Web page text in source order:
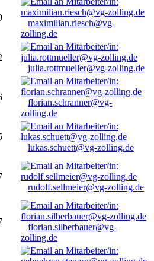
maximilian.riesch@vg-
zolling.de
julia.rottmueller@vg-zolling.de
florian.schranner@vg-
zolling.de
lukas.schuett@vg-zolling.de
rudolf.sellmeier@vg-zolling.de
florian.silberbauer@vg-
zolling.de